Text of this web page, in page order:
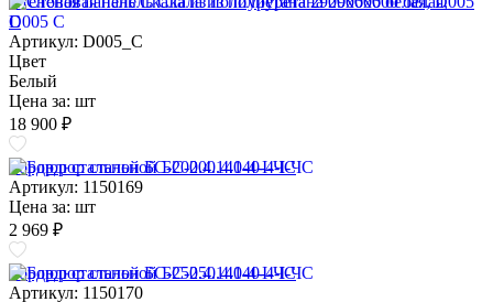
C
Артикул: D005_C
Цвет
Белый
Цена за: шт
18 900 ₽
Бордюр стальной БС-200.4.140-4-I-ЧС
Артикул: 1150169
Цена за: шт
2 969 ₽
Бордюр стальной БС-250.4.140-4-I-ЧС
Артикул: 1150170